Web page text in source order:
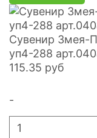
Сувенир Змея-
уп4-288
115.35 руб
-